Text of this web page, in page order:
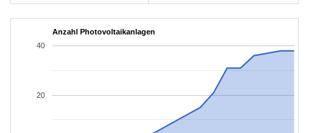
Anzahl Photovoltaikanlagen
20
40